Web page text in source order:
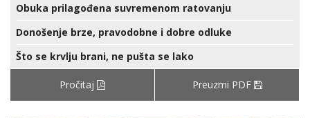
Obuka prilagođena suvremenom ratovanju
Donošenje brze, pravodobne i dobre odluke
Što se krvlju brani, ne pušta se lako
Pročitaj Preuzmi PDF